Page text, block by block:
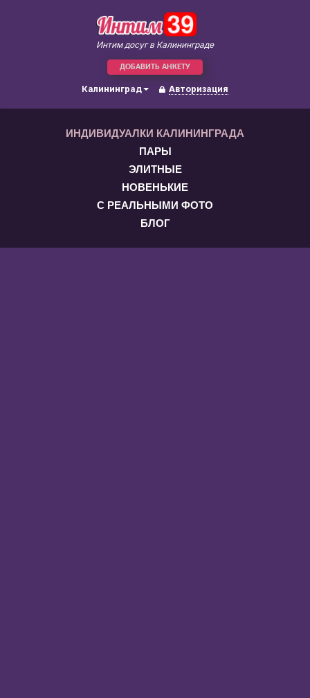
Интим досуг в Калининграде
ДОБАВИТЬ АНКЕТУ
Калининград Авторизация
ИНДИВИДУАЛКИ КАЛИНИНГРАДА
ПАРЫ
ЭЛИТНЫЕ
НОВЕНЬКИЕ
С РЕАЛЬНЫМИ ФОТО
БЛОГ